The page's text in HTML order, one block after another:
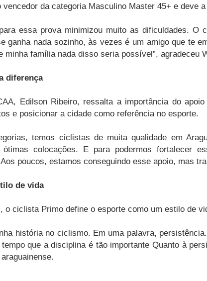
da categoria Masculino Master 45+ e deve
essa prova minimizou muito as dificuldades.
ganha nada sozinho, às vezes é um amigo que te
minha família nada disso seria possível”, agradeceu
diferença
Edilson Ribeiro, ressalta a importância do
e posicionar a cidade como referência no esporte.
temos ciclistas de muita qualidade em
ótimas colocações. E para podermos fortalecer
poucos, estamos conseguindo esse apoio, mas
de vida
o ciclista Primo define o esporte como um estilo de
história no ciclismo. Em uma palavra,
que a disciplina é tão importante Quanto à